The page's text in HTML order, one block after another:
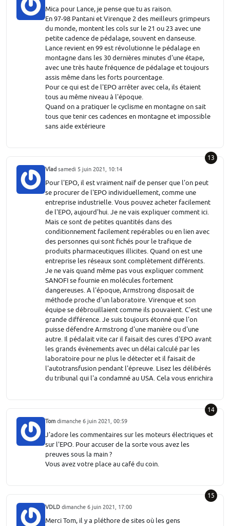
Mica pour Lance, je pense que tu as raison.
En 97-98 Pantani et Virenque 2 des meilleurs grimpeurs
du monde, montent les cols sur le 21 ou 23 avec une
petite cadence de pédalage, souvent en danseuse.
Lance revient en 99 est révolutionne le pédalage en
montagne dans les 30 dernières minutes d'une étape,
avec une très haute fréquence de pédalage et toujours
assis même dans les forts pourcentage.
Pour ce qui est de l'EPO arrêter avec cela, ils étaient
tous au même niveau à l'époque.
Quand on a pratiquer le cyclisme en montagne on sait
tous que tenir ces cadences en montagne et impossible
sans aide extérieure
13
Vlad samedi 5 juin 2021, 10:14
Pour l'EPO, il est vraiment naïf de penser que l'on peut
se procurer de l'EPO individuellement, comme une
entreprise industrielle. Vous pouvez acheter facilement
de l'EPO, aujourd'hui. Je ne vais expliquer comment ici.
Mais ce sont de petites quantités dans des
conditionnement facilement repérables ou en lien avec
des personnes qui sont fichés pour le trafique de
produits pharmaceutiques illicites. Quand on est une
entreprise les réseaux sont complètement différents.
Je ne vais quand même pas vous expliquer comment
SANOFI se fournie en molécules fortement
dangereuses. A l'époque, Armstrong disposait de
méthode proche d'un laboratoire. Virenque et son
équipe se débrouillaient comme ils pouvaient. C'est une
grande différence. Je suis toujours étonné que l'on
puisse défendre Armstrong d'une manière ou d'une
autre. Il pédalait vite car il faisait des cures d'EPO avant
les grands évènements avec un délai calculé par les
laboratoire pour ne plus le détecter et il faisait de
l'autotransfusion pendant l'épreuve. Lisez les délibérés
du tribunal qui l'a condamné au USA. Cela vous enrichira
14
Tom dimanche 6 juin 2021, 00:59
J'adore les commentaires sur les moteurs électriques et
sur l'EPO. Pour accuser de la sorte vous avez les
preuves sous la main ?
Vous avez votre place au café du coin.
15
VDLD dimanche 6 juin 2021, 17:00
Merci Tom, il y a pléthore de sites où les gens